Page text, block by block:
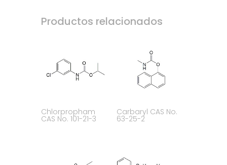
Productos relacionados
Chlorpropham
CAS No. 101-21-3
Carbaryl CAS No.
63-25-2